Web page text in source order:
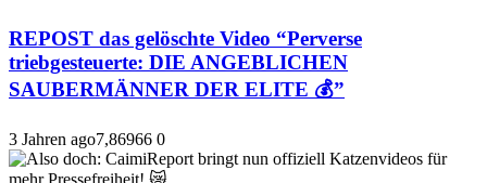
REPOST das gelöschte Video “Perverse
triebgesteuerte: DIE ANGEBLICHEN
SAUBERMÄNNER DER ELITE 💰”
3 Jahren ago7,86966 0